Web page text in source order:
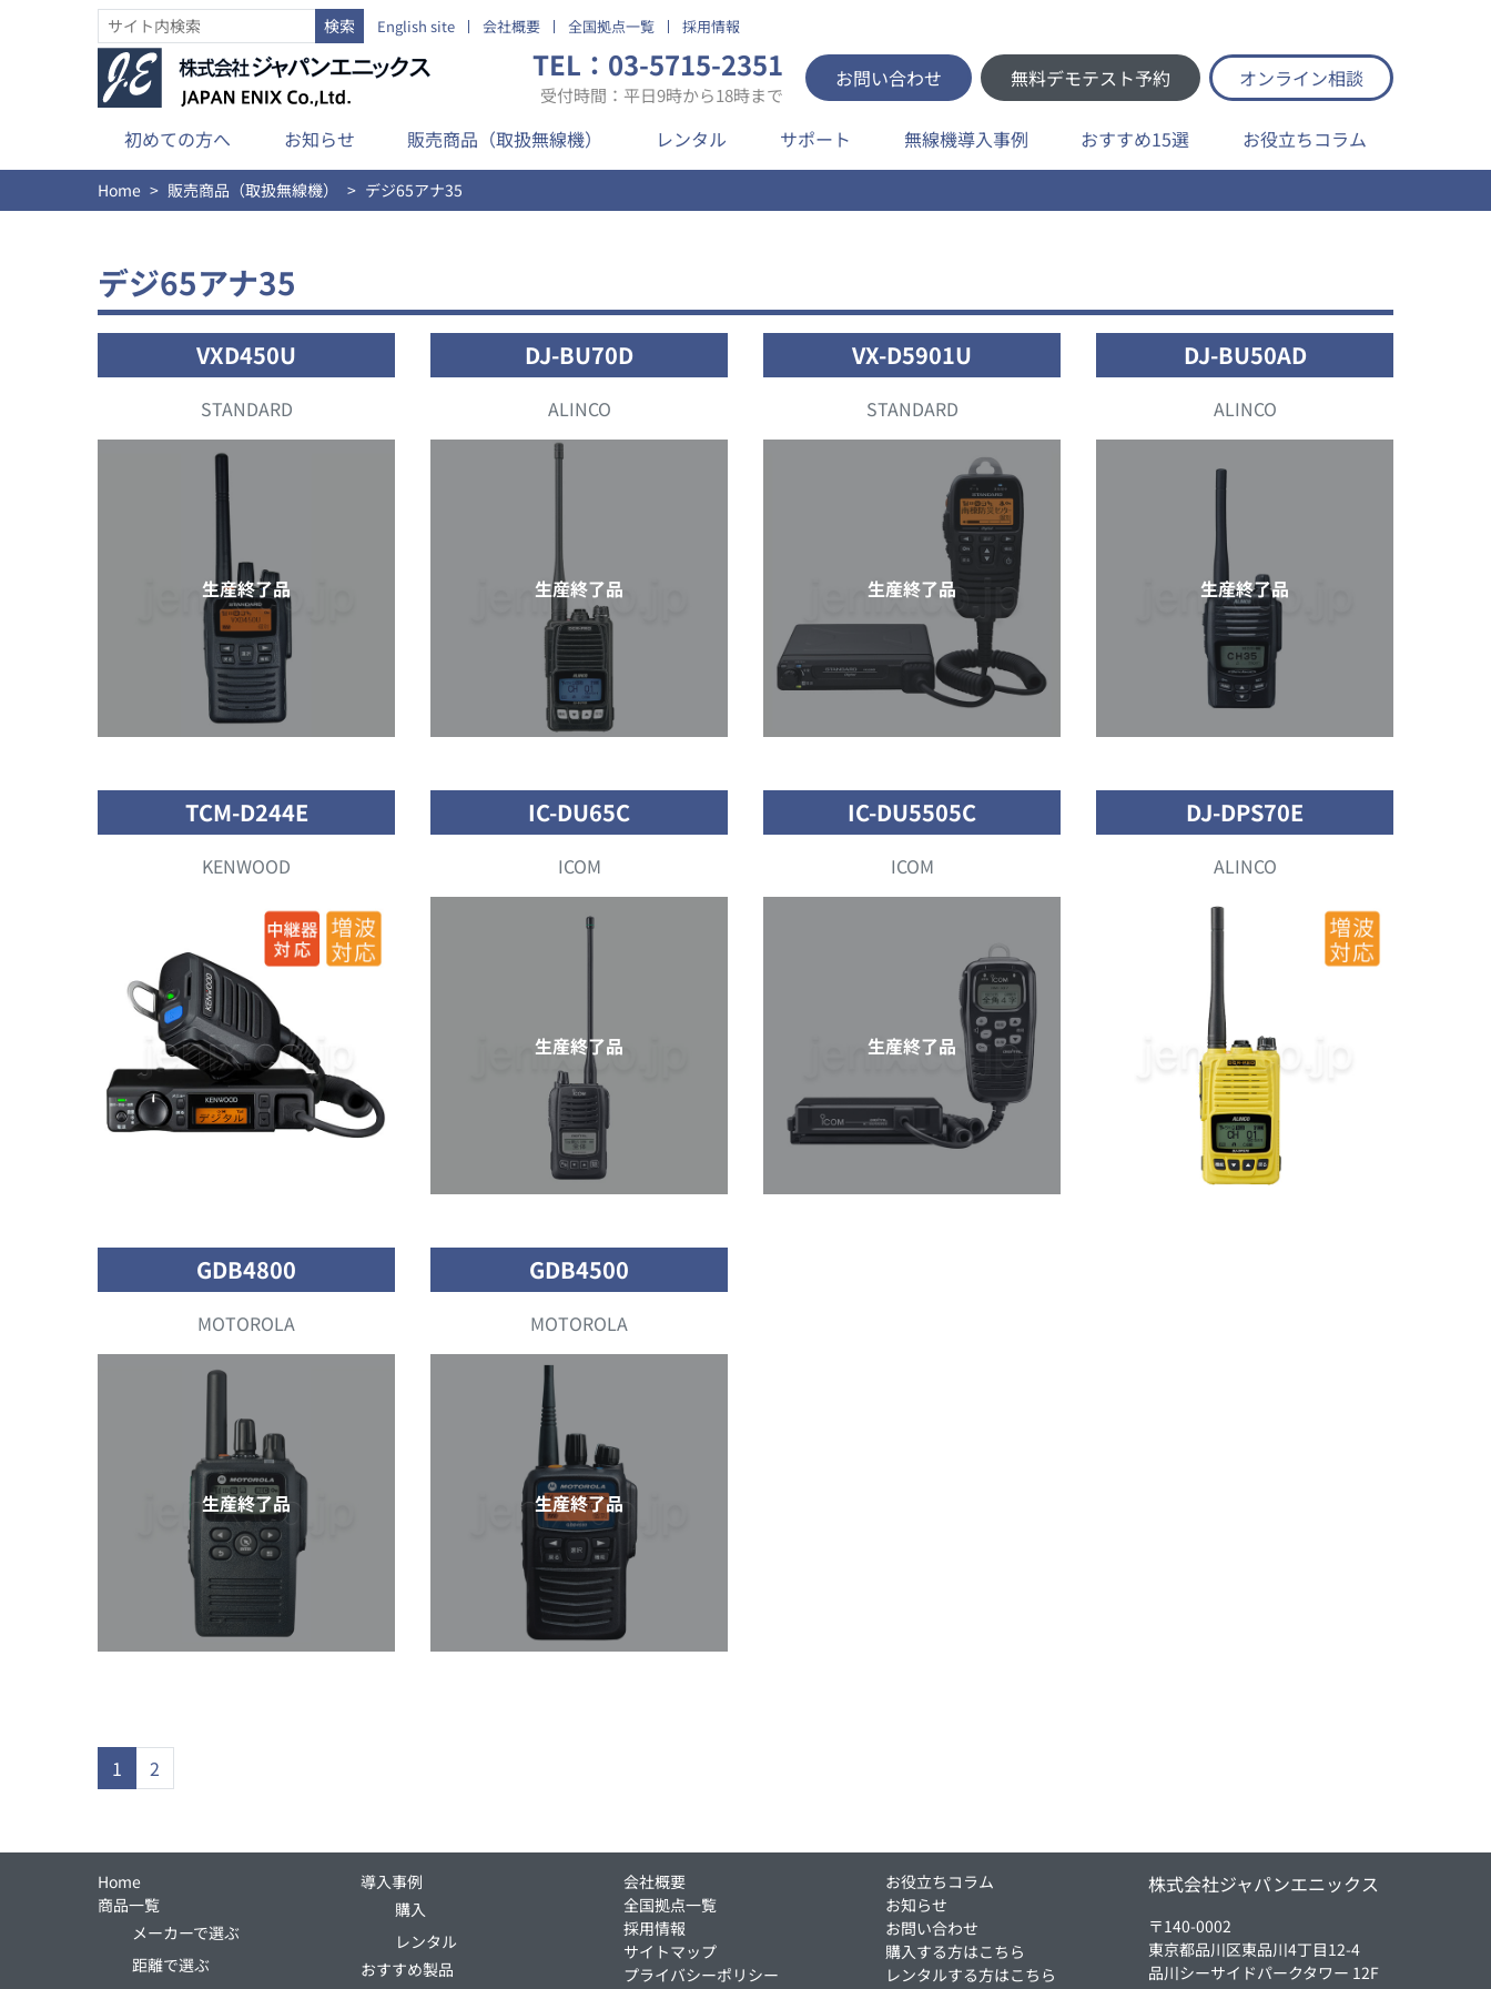
English site 会社概要 全国拠点一覧 採用情報
TEL：03-5715-2351
受付時間：平日9時から18時まで
お問い合わせ 無料デモテスト予約 オンライン相談
初めての方へ お知らせ 販売商品（取扱無線機） レンタル サポート 無線機導入事例 おすすめ15選 お役立ちコラム
Home 販売商品（取扱無線機） デジ65アナ35
デジ65アナ35
VXD450U
STANDARD
生産終了品
DJ-BU70D
ALINCO
生産終了品
VX-D5901U
STANDARD
生産終了品
DJ-BU50AD
ALINCO
生産終了品
TCM-D244E
KENWOOD
IC-DU65C
ICOM
生産終了品
IC-DU5505C
ICOM
生産終了品
DJ-DPS70E
ALINCO
GDB4800
MOTOROLA
生産終了品
GDB4500
MOTOROLA
生産終了品
1 2
Home
商品一覧
メーカーで選ぶ
距離で選ぶ
導入事例
購入
レンタル
おすすめ製品
会社概要
全国拠点一覧
採用情報
サイトマップ
プライバシーポリシー
お役立ちコラム
お知らせ
お問い合わせ
購入する方はこちら
レンタルする方はこちら
株式会社ジャパンエニックス
〒140-0002
東京都品川区東品川4丁目12-4
品川シーサイドパークタワー 12F